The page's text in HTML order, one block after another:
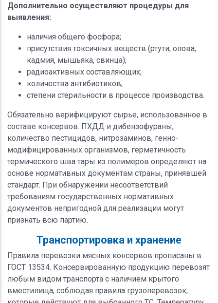
Дополнительно осуществляют процедуры для
выявления:
наличия общего фосфора;
присутствия токсичных веществ (ртути, олова,
кадмия, мышьяка, свинца);
радиоактивных составляющих;
количества антибиотиков;
степени стерильности в процессе производства.
Обязательно верифицируют сырье, использованное в
составе консервов. ПХДД и дибензофураны,
количество пестицидов, нитрозаминов, генно-
модифицированных организмов, герметичность
термического шва тары из полимеров определяют на
основе нормативных документам страны, принявшей
стандарт. При обнаружении несоответствий
требованиям государственных нормативных
документов непригодной для реализации могут
признать всю партию.
Транспортировка и хранение
Правила перевозки мясных консервов прописаны в
ГОСТ 13534. Консервированную продукцию перевозят
любым видом транспорта с наличием крытого
вместилища, соблюдая правила грузоперевозок,